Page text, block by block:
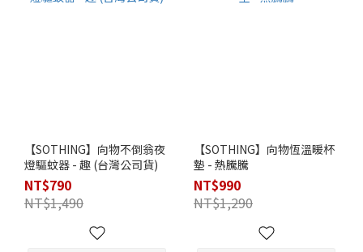
【SOTHING】向物不倒翁夜
燈驅蚊器 - 趣 (台灣公司貨)
NT$790
NT$1,490
【SOTHING】向物恆溫暖杯
墊 - 熱騰騰
NT$990
NT$1,290